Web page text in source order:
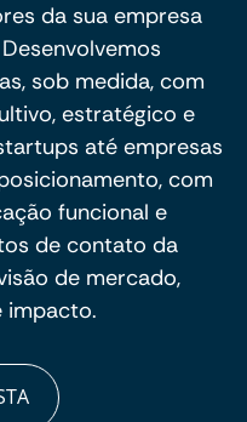
da sua empresa
sob medida, com
estratégico e
até empresas
com
funcional e
de contato da
de mercado,
impacto.